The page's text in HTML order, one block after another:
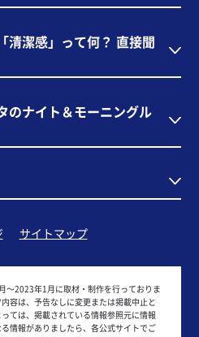
清潔感」って何？ 直接聞
のナイト＆モーニングル
サイトマップ
～2023年1月に取材・制作を行っておりま
容は、予告なしに変更または掲載中止と
ては、掲載されている情報参照元に情報
情報がありましたら、各公式サイトでご